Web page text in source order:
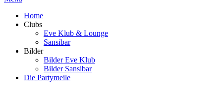
Home
Clubs
Eve Klub & Lounge
Sansibar
Bilder
Bilder Eve Klub
Bilder Sansibar
Die Partymeile